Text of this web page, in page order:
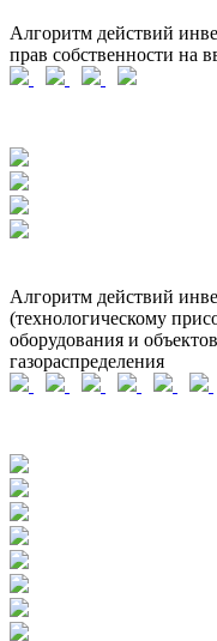
Алгоритм действий
прав собственности на
Алгоритм действий
(технологическому
оборудования и
газораспределения